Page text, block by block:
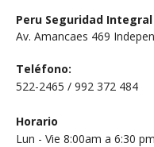
Peru Seguridad Integral
Av. Amancaes 469
Teléfono:
522-2465 / 992 372 484
Horario
Lun - Vie 8:00am a 6:30 pm